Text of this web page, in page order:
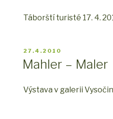
Táborští turisté 17. 4.
PUBLIKOVÁNO
27.4.2010
Mahler – Maler
Výstava v galerii